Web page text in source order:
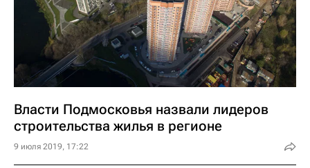
Власти Подмосковья назвали лидеров
строительства жилья в регионе
9 июля 2019, 17:22